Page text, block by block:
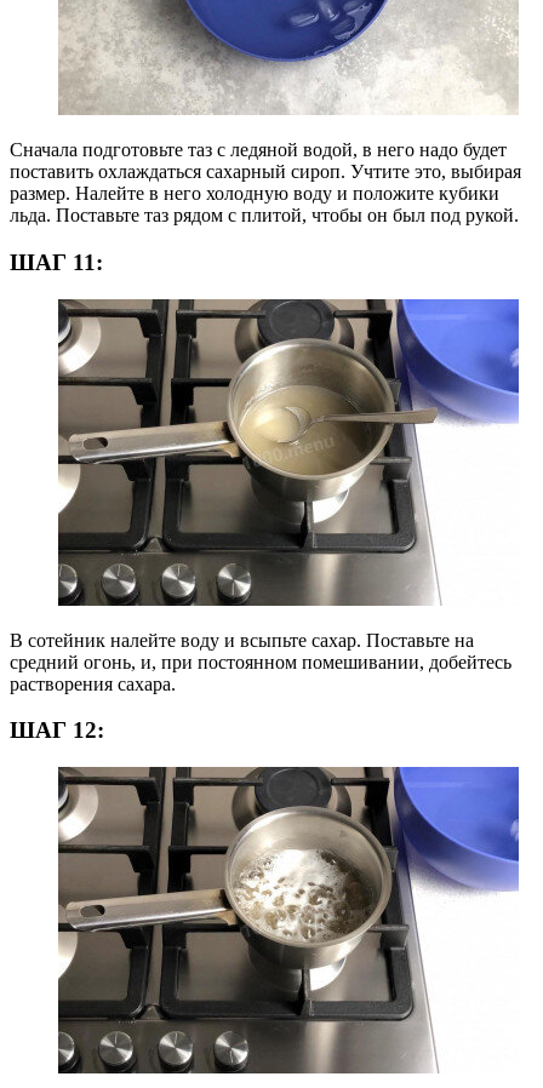
Сначала подготовьте таз с ледяной водой, в него надо будет
поставить охлаждаться сахарный сироп. Учтите это, выбирая
размер. Налейте в него холодную воду и положите кубики
льда. Поставьте таз рядом с плитой, чтобы он был под рукой.
ШАГ 11:
В сотейник налейте воду и всыпьте сахар. Поставьте на
средний огонь, и, при постоянном помешивании, добейтесь
растворения сахара.
ШАГ 12: